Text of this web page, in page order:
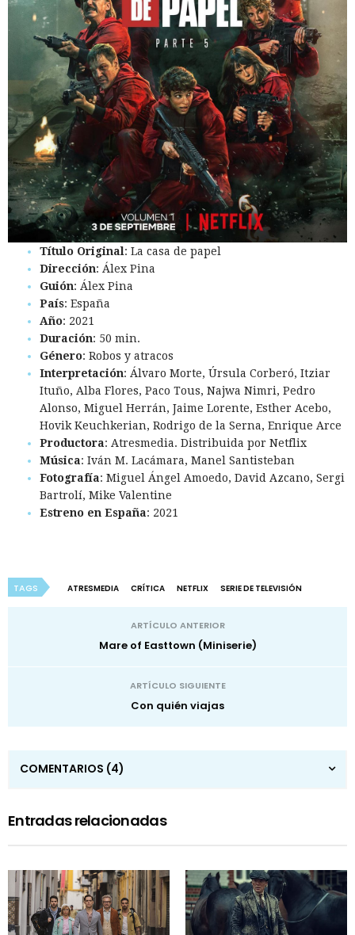
Título Original: La casa de papel
Dirección: Álex Pina
Guión: Álex Pina
País: España
Año: 2021
Duración: 50 min.
Género: Robos y atracos
Interpretación: Álvaro Morte, Úrsula Corberó, Itziar
Ituño, Alba Flores, Paco Tous, Najwa Nimri, Pedro
Alonso, Miguel Herrán, Jaime Lorente, Esther Acebo,
Hovik Keuchkerian, Rodrigo de la Serna, Enrique Arce
Productora: Atresmedia. Distribuida por Netflix
Música: Iván M. Lacámara, Manel Santisteban
Fotografía: Miguel Ángel Amoedo, David Azcano, Sergi
Bartrolí, Mike Valentine
Estreno en España: 2021
TAGS ATRESMEDIA CRÍTICA NETFLIX SERIE DE TELEVISIÓN
ARTÍCULO ANTERIOR
Mare of Easttown (Miniserie)
ARTÍCULO SIGUIENTE
Con quién viajas
COMENTARIOS (4)
Entradas relacionadas